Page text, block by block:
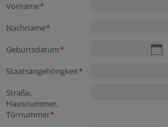
Vorname*
Nachname*
Geburtsdatum*
Staatsangehörigkeit*
Straße,
Hausnummer,
Türnummer*